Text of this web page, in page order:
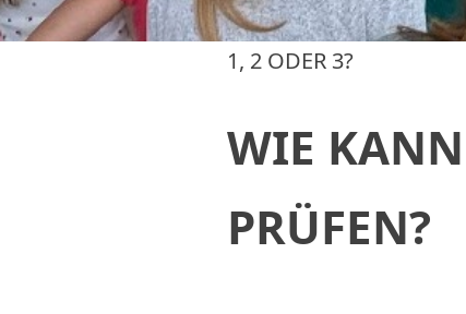
1, 2 ODER 3?
WIE
PRÜFEN?